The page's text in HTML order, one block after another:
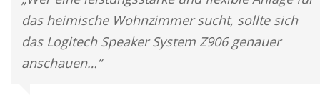
das heimische Wohnzimmer sucht, sollte sich
das Logitech Speaker System Z906 genauer
anschauen…“